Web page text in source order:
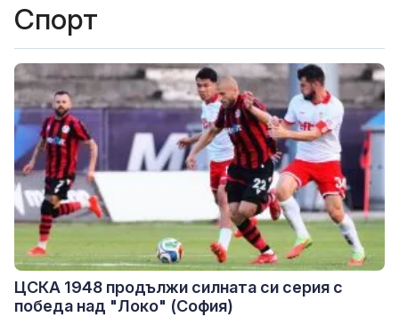
Спорт
ЦСКА 1948 продължи силната си серия с
победа над "Локо" (София)